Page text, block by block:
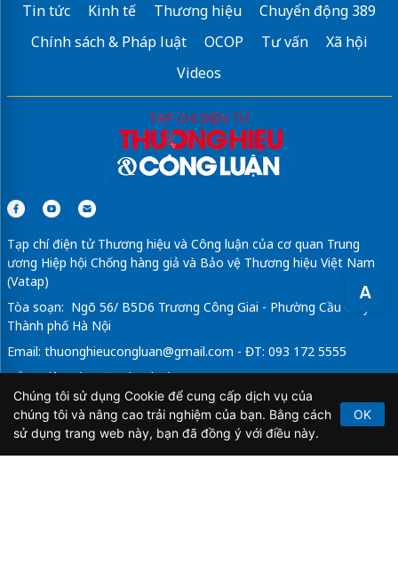
A
Tin tức Kinh tế Thương hiệu
Chuyển động 389
Chính sách & Pháp luật
OCOP Tư vấn
Xã hội
Videos
Tạp chí điện tử Thương hiệu và Công luận của cơ quan Trung
ương Hiệp hội Chống hàng giả và Bảo vệ Thương hiệu Việt Nam
(Vatap)
Tòa soạn: Ngõ 56/ B5D6 Trương Công Giai - Phường Cầu Giấy -
Thành phố Hà Nội
Email: thuonghieucongluan@gmail.com - ĐT: 093 172 5555
Tổng Biên Tập: Vũ Đức Thuận
Giấy phép hoạt động báo chí điện tử số 64/GP-BTTTT do Bộ
Thông tin và Truyền thông cấp ngày 21/2/2020.
Chúng tôi sử dụng Cookie để cung cấp dịch vụ của
chúng tôi và nâng cao trải nghiệm của bạn. Bằng cách
sử dụng trang web này, bạn đã đồng ý với điều này.
OK